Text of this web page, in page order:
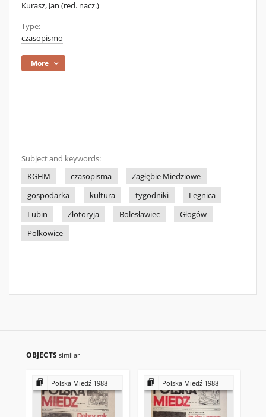
Kurasz, Jan (red. nacz.)
Type:
czasopismo
More
Subject and keywords:
KGHM
czasopisma
Zagłębie Miedziowe
gospodarka
kultura tygodniki
Legnica
Lubin
Złotoryja Bolesławiec
Głogów
Polkowice
OBJECTS similar
Polska Miedź 1988 Polska Miedź 1988